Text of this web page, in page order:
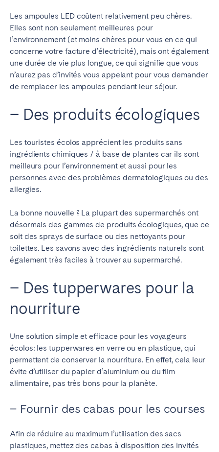
Les ampoules LED coûtent relativement peu chères.
Elles sont non seulement meilleures pour
l’environnement (et moins chères pour vous en ce qui
concerne votre facture d’électricité), mais ont également
une durée de vie plus longue, ce qui signifie que vous
n’aurez pas d’invités vous appelant pour vous demander
de remplacer les ampoules pendant leur séjour.
– Des produits écologiques
Les touristes écolos apprécient les produits sans
ingrédients chimiques / à base de plantes car ils sont
meilleurs pour l’environnement et aussi pour les
personnes avec des problèmes dermatologiques ou des
allergies.
La bonne nouvelle ? La plupart des supermarchés ont
désormais des gammes de produits écologiques, que ce
soit des sprays de surface ou des nettoyants pour
toilettes. Les savons avec des ingrédients naturels sont
également très faciles à trouver au supermarché.
– Des tupperwares pour la
nourriture
Une solution simple et efficace pour les voyageurs
écolos: les tupperwares en verre ou en plastique, qui
permettent de conserver la nourriture. En effet, cela leur
évite d’utiliser du papier d’aluminium ou du film
alimentaire, pas très bons pour la planète.
– Fournir des cabas pour les courses
Afin de réduire au maximum l’utilisation des sacs
plastiques, mettez des cabas à disposition des invités